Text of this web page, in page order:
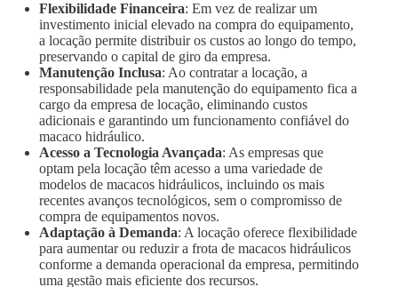
Flexibilidade Financeira: Em vez de realizar um
investimento inicial elevado na compra do equipamento,
a locação permite distribuir os custos ao longo do tempo,
preservando o capital de giro da empresa.
Manutenção Inclusa: Ao contratar a locação, a
responsabilidade pela manutenção do equipamento fica a
cargo da empresa de locação, eliminando custos
adicionais e garantindo um funcionamento confiável do
macaco hidráulico.
Acesso a Tecnologia Avançada: As empresas que
optam pela locação têm acesso a uma variedade de
modelos de macacos hidráulicos, incluindo os mais
recentes avanços tecnológicos, sem o compromisso de
compra de equipamentos novos.
Adaptação à Demanda: A locação oferece flexibilidade
para aumentar ou reduzir a frota de macacos hidráulicos
conforme a demanda operacional da empresa, permitindo
uma gestão mais eficiente dos recursos.